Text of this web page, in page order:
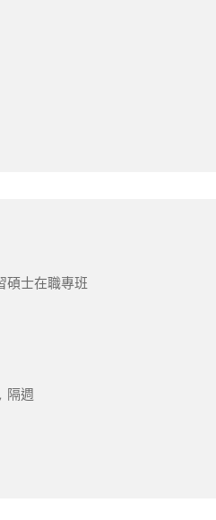
碩士在職專班
隔週